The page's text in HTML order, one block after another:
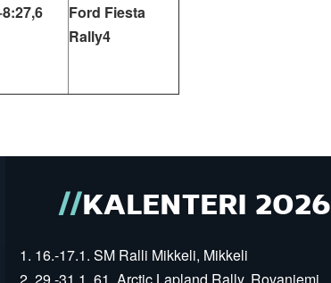
Ford Fiesta
Rally4
KALENTERI 2026
1. 16.-17.1. SM Ralli Mikkeli, Mikkeli
2. 29.-31.1. 61. Arctic Lapland Rally, Rovaniemi